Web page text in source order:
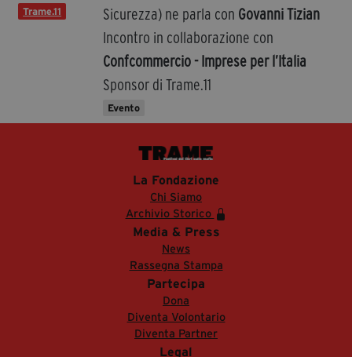
Trame.11
Sicurezza) ne parla con Govanni Tizian
Incontro in collaborazione con
Confcommercio - Imprese per l’Italia
Sponsor di Trame.11
Evento
La Fondazione
Chi Siamo
Archivio Storico
Media & Press
News
Rassegna Stampa
Partecipa
Dona
Diventa Volontario
Diventa Partner
Legal